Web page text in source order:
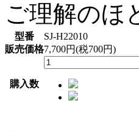
ご理解のほ
型番
SJ-H22010
販売価格7,700円(税700円)
購入数